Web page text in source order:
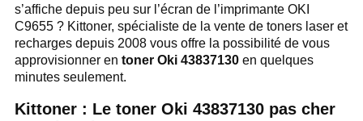
s’affiche depuis peu sur l’écran de l’imprimante OKI
C9655 ? Kittoner, spécialiste de la vente de toners laser et
recharges depuis 2008 vous offre la possibilité de vous
approvisionner en toner Oki 43837130 en quelques
minutes seulement.
Kittoner : Le toner Oki 43837130 pas cher